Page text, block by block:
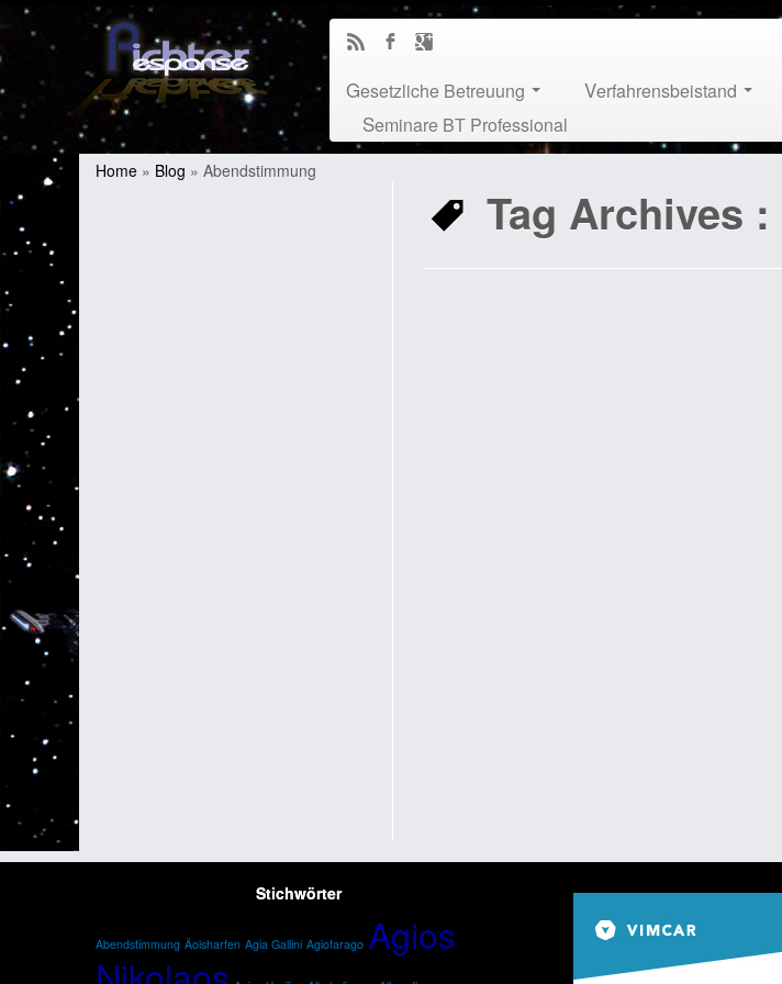
Gesetzliche Betreuung Verfahrensbeistand
Seminare BT Professional
Home » Blog » Abendstimmung
Tag Archives :
Stichwörter
Abendstimmung Äolsharfen Agia Gallini Agiofarago Agios